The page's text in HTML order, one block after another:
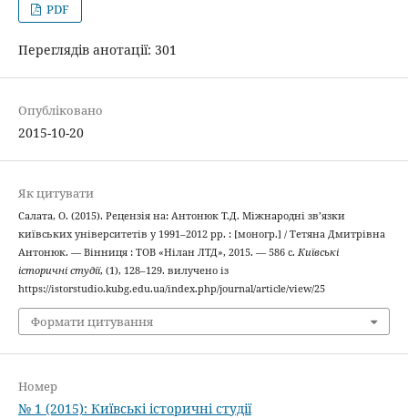
PDF
Переглядів анотації: 301
Опубліковано
2015-10-20
Як цитувати
Салата, О. (2015). Рецензія на: Антонюк Т.Д. Міжнародні зв’язки
київських університетів у 1991–2012 рр. : [моногр.] / Тетяна Дмитрівна
Антонюк. — Вінниця : ТОВ «Нілан ЛТД», 2015. — 586 с. Київські
історичні студії, (1), 128–129. вилучено із
https://istorstudio.kubg.edu.ua/index.php/journal/article/view/25
Формати цитування
Номер
№ 1 (2015): Київські історичні студії